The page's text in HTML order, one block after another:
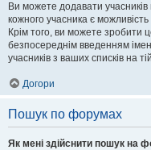
Ви можете додавати
кожного учасника є
Крім того, ви можете зробити
безпосереднім введенням
учасників з ваших списків на
Догори
Пошук по форумах
Як мені здійснити пошук на